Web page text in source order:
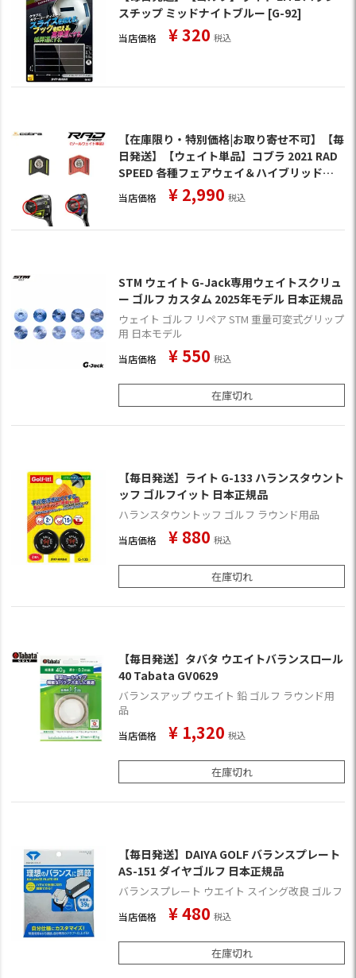
スチップ ミッドナイトブルー [G-92]
当店価格 ¥320 税込
【在庫限り・特別価格|お取り寄せ不可】【毎
日発送】【ウェイト単品】コブラ 2021 RAD
SPEED 各種フェアウェイ＆ハイブリッド専
用 交換ウェイト (3g,7g,11g) USA直輸入品
【アジャスタブルウェイト】
当店価格 ¥ 2,990 税込
STM ウェイト G-Jack専用ウェイトスクリュ
ー ゴルフ カスタム 2025年モデル 日本正規品
ウェイト ゴルフ リペア STM 重量可変式グリップ
用 日本モデル
当店価格 ¥550 税込
在庫切れ
【毎日発送】ライト G-133 ハランスタウント
ッフ ゴルフイット 日本正規品
ハランスタウントッフ ゴルフ ラウンド用品
当店価格 ¥ 880 税込
在庫切れ
【毎日発送】タバタ ウエイトバランスロール
40 Tabata GV0629
バランスアップ ウエイト 鉛 ゴルフ ラウンド用
品
当店価格 ¥ 1,320 税込
在庫切れ
【毎日発送】DAIYA GOLF バランスプレート
AS-151 ダイヤゴルフ 日本正規品
バランスプレート ウエイト スイング改良 ゴルフ
当店価格 ¥480 税込
在庫切れ